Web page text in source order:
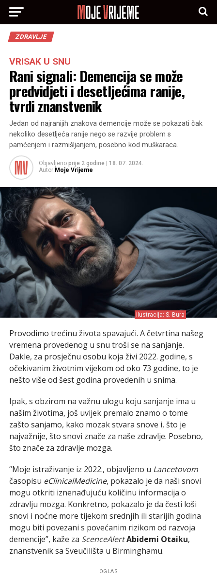
ZDRAVLJE
VRISAK U SNU
Rani signali: Demencija se može
predvidjeti i desetljećima ranije,
tvrdi znanstvenik
Jedan od najranijih znakova demencije može se pokazati čak
nekoliko desetljeća ranije nego se razvije problem s
pamćenjem i razmišljanjem, posebno kod muškaraca.
Objavljeno prije 2 godine
18. 07. 2024.
Autor Moje Vrijeme
ilustracija: S. Bura
Provodimo trećinu života spavajući. A četvrtina našeg
vremena provedenog u snu troši se na sanjanje.
Dakle, za prosječnu osobu koja živi 2022. godine, s
očekivanim životnim vijekom od oko 73 godine, to je
nešto više od šest godina provedenih u snima.
Ipak, s obzirom na važnu ulogu koju sanjanje ima u
našim životima, još uvijek premalo znamo o tome
zašto sanjamo, kako mozak stvara snove i, što je
najvažnije, što snovi znače za naše zdravlje. Posebno,
što znače za zdravlje mozga.
“Moje istraživanje iz 2022., objavljeno u Lancetovom
časopisu eClinicalMedicine, pokazalo je da naši snovi
mogu otkriti iznenađujuću količinu informacija o
zdravlju mozga. Konkretno, pokazalo je da česti loši
snovi i noćne more tijekom srednjih ili starijih godina
mogu biti povezani s povećanim rizikom od razvoja
demencije”, kaže za ScenceAlertAbidemi Otaiku,
znanstvenik sa Sveučilišta u Birminghamu.
OGLAS